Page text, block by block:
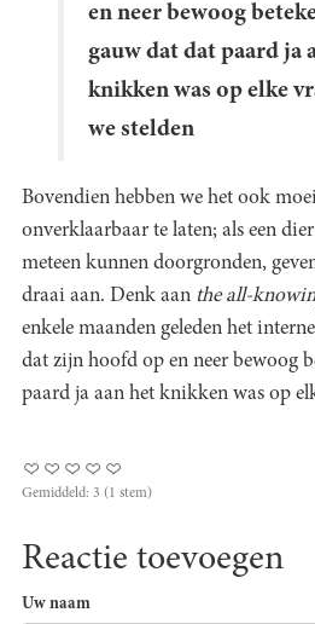
en neer bewoog
gauw dat dat paard ja
knikken was op elke
we stelden
Bovendien hebben we het ook
onverklaarbaar te laten; als een
meteen kunnen doorgronden,
draai aan. Denk aan the all-
enkele maanden geleden het
dat zijn hoofd op en neer bewoog
paard ja aan het knikken was op
Gemiddeld: 3 (1 stem)
Reactie toevoegen
Uw naam